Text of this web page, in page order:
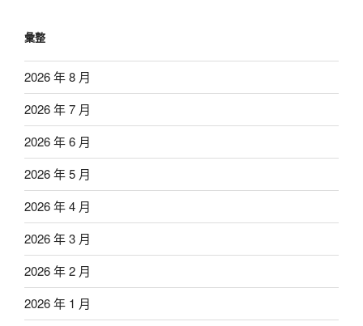
彙整
2026 年 8 月
2026 年 7 月
2026 年 6 月
2026 年 5 月
2026 年 4 月
2026 年 3 月
2026 年 2 月
2026 年 1 月